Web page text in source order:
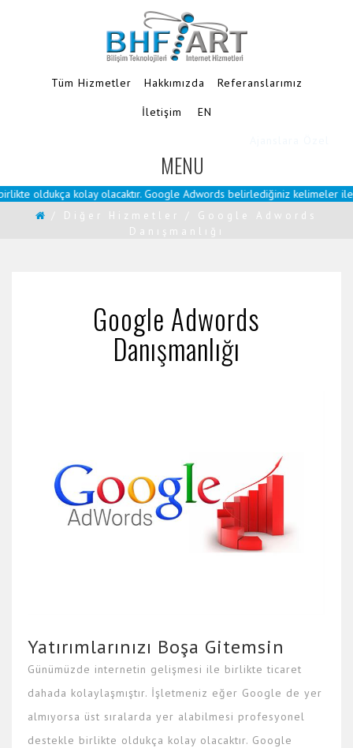
Tüm Hizmetler Hakkımızda Referanslarımız
İletişim
EN
MENU
TOGGLE
NAVIGATION
kolay olacaktır. Google Adwords belirlediğiniz kelimeler ile
/ Diğer Hizmetler / Google Adwords
Danışmanlığı
Google Adwords
Danışmanlığı
Yatırımlarınızı Boşa Gitemsin
Günümüzde internetin gelişmesi ile birlikte ticaret
dahada kolaylaşmıştır. İşletmeniz eğer Google de yer
almıyorsa üst sıralarda yer alabilmesi profesyonel
destekle birlikte oldukça kolay olacaktır. Google